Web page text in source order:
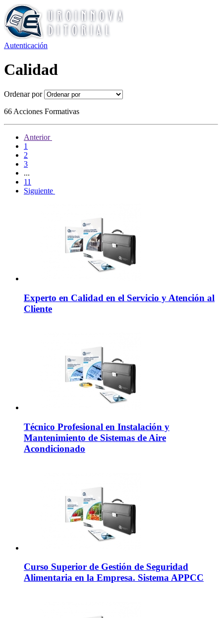
Autenticación
Calidad
Ordenar por
66 Acciones Formativas
Anterior
1
2
3
...
11
Siguiente
Experto en Calidad en el Servicio y Atención al
Cliente
Técnico Profesional en Instalación y
Mantenimiento de Sistemas de Aire
Acondicionado
Curso Superior de Gestión de Seguridad
Alimentaria en la Empresa. Sistema APPCC